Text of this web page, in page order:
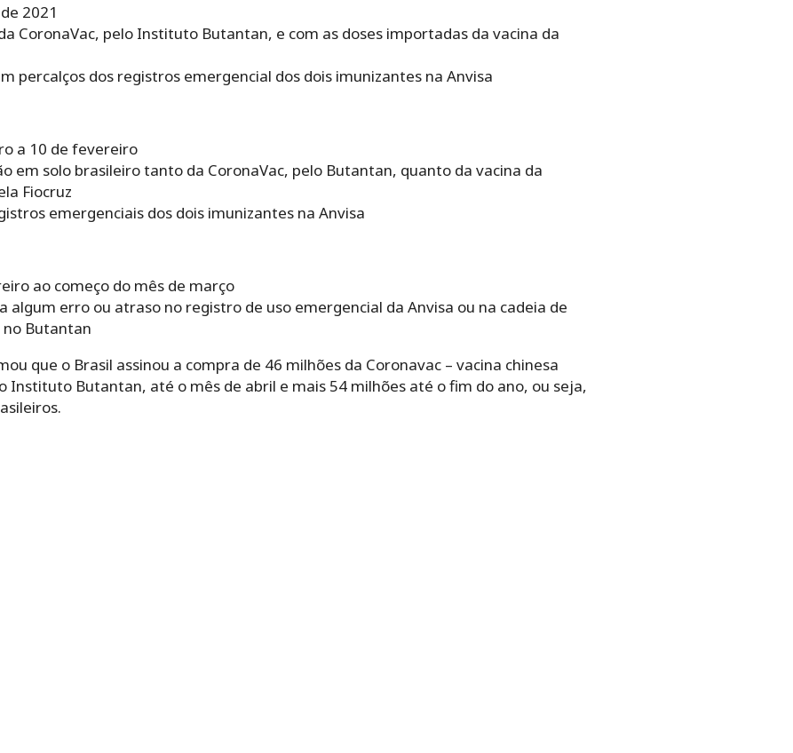
2021
CoronaVac, pelo Instituto Butantan, e com as doses importadas da vacina da
percalços dos registros emergencial dos dois imunizantes na Anvisa
a 10 de fevereiro
em solo brasileiro tanto da CoronaVac, pelo Butantan, quanto da vacina da
Fiocruz
emergenciais dos dois imunizantes na Anvisa
ao começo do mês de março
algum erro ou atraso no registro de uso emergencial da Anvisa ou na cadeia de
no Butantan
que o Brasil assinou a compra de 46 milhões da Coronavac – vacina chinesa
Instituto Butantan, até o mês de abril e mais 54 milhões até o fim do ano, ou seja,